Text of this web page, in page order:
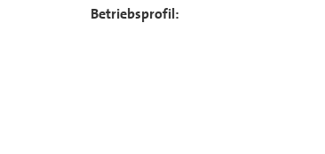
Betriebsprofil: